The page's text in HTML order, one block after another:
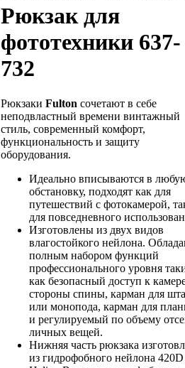
Рюкзак для
фототехники 637-
732
Рюкзаки Fulton сочетают в себе
неподвластный времени винтажный
стиль, современный комфорт,
функциональность и защиту
оборудования.
Идеально вписываются в
обстановку, подходят как для
путешествий с фотокамерой,
для повседневного
Изготовлены из двух видов
влагостойкого нейлона.
полным набором функций
профессионального уровня
как безопасный доступ к
стороны спины, карман для
или монопода, карман для
и регулируемый по объему
личных вещей.
Нижняя часть рюкзака
из гидрофобного нейлона 420D